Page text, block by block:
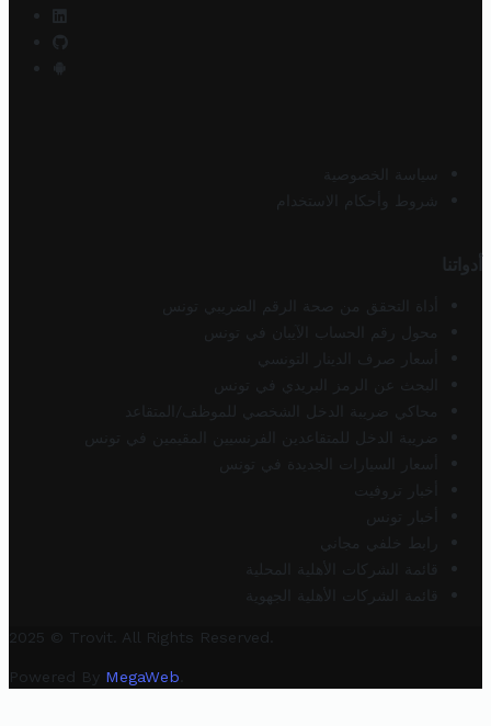
سياسة الخصوصية
شروط وأحكام الاستخدام
أدواتنا
أداة التحقق من صحة الرقم الضريبي تونس
محول رقم الحساب الآيبان في تونس
أسعار صرف الدينار التونسي
البحث عن الرمز البريدي في تونس
محاكي ضريبة الدخل الشخصي للموظف/المتقاعد
ضريبة الدخل للمتقاعدين الفرنسيين المقيمين في تونس
أسعار السيارات الجديدة في تونس
أخبار تروفيت
أخبار تونس
رابط خلفي مجاني
قائمة الشركات الأهلية المحلية
قائمة الشركات الأهلية الجهوية
2025 © Trovit. All Rights Reserved.
Powered By MegaWeb